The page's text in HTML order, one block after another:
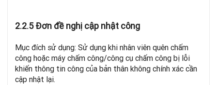
2.2.5 Đơn đề nghị cập nhật công
Mục đích sử dụng: Sử dụng khi nhân viên quên chấm
công hoặc máy chấm công/công cụ chấm công bị lỗi
khiến thông tin công của bản thân không chính xác cần
cập nhật lại.